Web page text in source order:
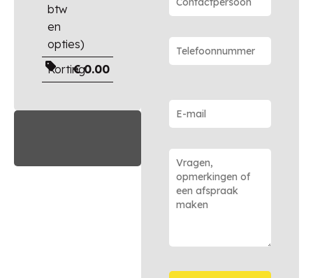
btw
en
opties)
Korting
€0.00